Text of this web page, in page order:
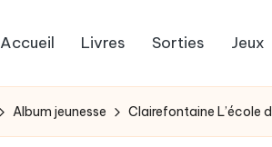
Accueil Livres Sorties Jeux
Album jeunesse Clairefontaine L’école